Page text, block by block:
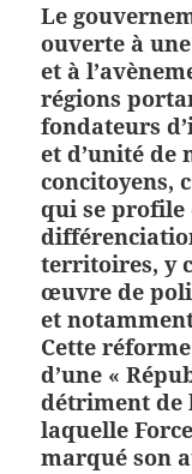
Le
ouverte à
et à
régions
fondateurs
et d’unité
concitoyens,
qui se profile
territoires, y
œuvre de
et
Cette
d’une «
détriment de
laquelle
marqué son